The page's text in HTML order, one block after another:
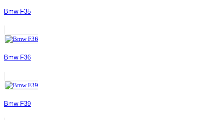
Bmw F35
Bmw F36
Bmw F39